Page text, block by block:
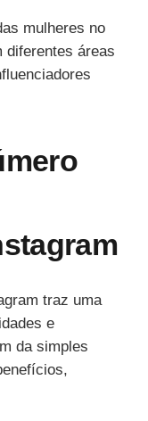
mulheres no
diferentes áreas
traz uma
e
da simples